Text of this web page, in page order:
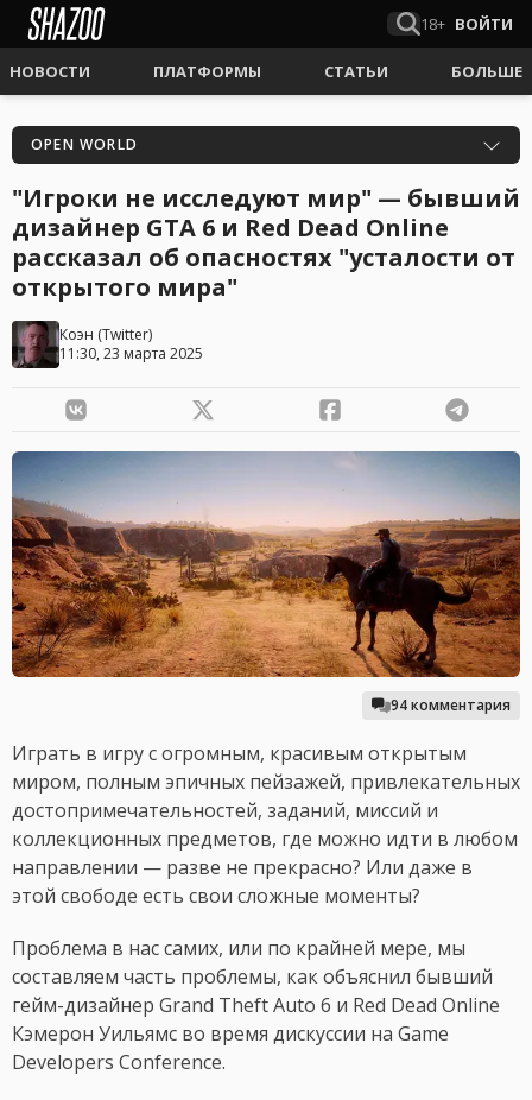
18+ ВОЙТИ
НОВОСТИ ПЛАТФОРМЫ СТАТЬИ БОЛЬШЕ
OPEN WORLD
"Игроки не исследуют мир" — бывший
дизайнер GTA 6 и Red Dead Online
рассказал об опасностях "усталости от
открытого мира"
Коэн (Twitter)
11:30, 23 марта 2025
94 комментария
Играть в игру с огромным, красивым открытым
миром, полным эпичных пейзажей, привлекательных
достопримечательностей, заданий, миссий и
коллекционных предметов, где можно идти в любом
направлении — разве не прекрасно? Или даже в
этой свободе есть свои сложные моменты?
Проблема в нас самих, или по крайней мере, мы
составляем часть проблемы, как объяснил бывший
гейм-дизайнер Grand Theft Auto 6 и Red Dead Online
Кэмерон Уильямс во время дискуссии на Game
Developers Conference.